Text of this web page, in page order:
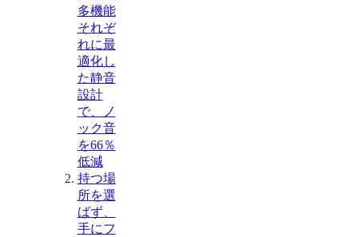
多機能
それぞ
れに最
適化し
た静音
設計
で、ノ
ック音
を66％
低減
持つ場
所を選
ばず、
手にフ